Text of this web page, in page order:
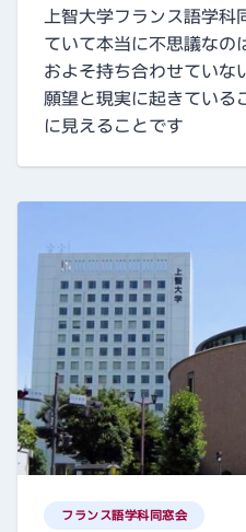
上智大学フランス語学科
ていて本当に不思議なの
およそ持ち合わせていな
願望と現実に起きている
に見えることです
フランス語学科同窓会